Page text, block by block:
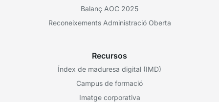
Balanç AOC 2025
Reconeixements Administració Oberta
Recursos
Índex de maduresa digital (IMD)
Campus de formació
Imatge corporativa